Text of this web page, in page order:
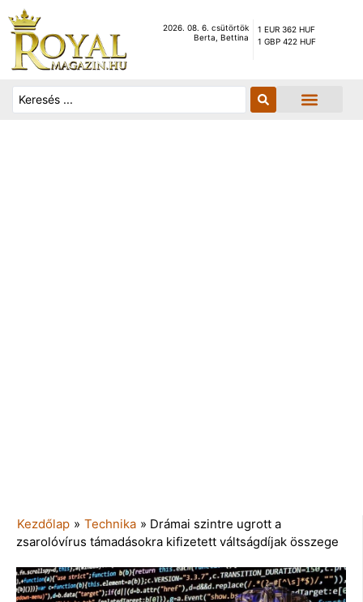
2026. 08. 6. csütörtök
Berta, Bettina
1 EUR 362 HUF
1 GBP 422 HUF
Kezdőlap » Technika » Drámai szintre ugrott a
zsarolóvírus támadásokra kifizetett váltságdíjak összege